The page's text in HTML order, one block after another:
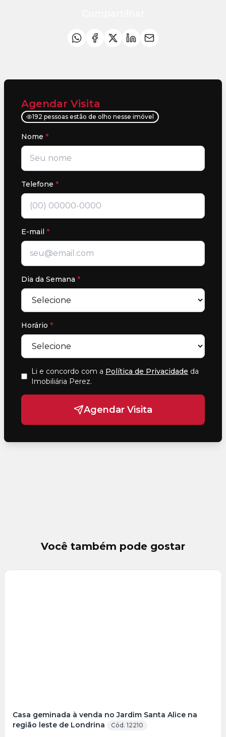
Agendar Visita
192 pessoas estão de olho nesse imóvel
Nome *
Telefone *
E-mail *
Dia da Semana *
Horário *
Li e concordo com a Política de Privacidade da
Imobiliária Perez.
Agendar Visita
Você também pode gostar
Casa geminada à venda no Jardim Santa Alice na
região leste de Londrina
Cód. 12210